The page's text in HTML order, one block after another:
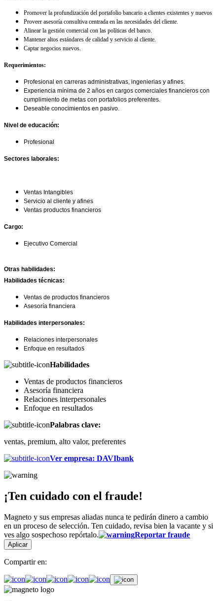
Promover la profundización del portafolio bancario a clientes existentes y nuevos
Proveer asesoría consultiva centrada en las necesidades del cliente.
Alinear la gestión comercial con las políticas del banco.
Mantener altos estándares de calidad y servicio al cliente.
Captar negocios nuevos.
Requerimientos:
Profesional en carreras administrativas, ingenierias y afines.
Experiencia mínima de 2 años en cargos comerciales financieros con
cumplimiento de metas con portafolios preferentes.
Deseable conocimientos en pasivo.
Nivel de educación:
Profesional
Sectores laborales:
Ventas Intangibles
Servicio al cliente y afines
Ventas productos financieros
Cargo:
Ejecutivo Comercial
Otras habilidades:
Habilidades técnicas:
Ventas de productos financieros
Asesoría financiera
Habilidades interpersonales:
Relaciones interpersonales
Enfoque en resultados
Habilidades
Ventas de productos financieros
Asesoría financiera
Relaciones interpersonales
Enfoque en resultados
Palabras clave:
ventas, premium, alto valor, preferentes
Ver empresa: DAVIbank
¡Ten cuidado con el fraude!
Magneto y sus empresas aliadas nunca te pedirán dinero a cambio
en un proceso de selección. Ten cuidado, revisa bien la vacante y si
ves algo sospechoso repórtalo.
Reportar fraude
Aplicar
Compartir en: